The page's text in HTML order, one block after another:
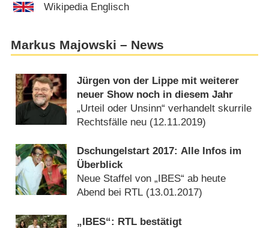
Wikipedia Englisch
Markus Majowski – News
Jürgen von der Lippe mit weiterer
neuer Show noch in diesem Jahr
„Urteil oder Unsinn“ verhandelt skurrile
Rechtsfälle neu (12.11.2019)
Dschungelstart 2017: Alle Infos im
Überblick
Neue Staffel von „IBES“ ab heute
Abend bei RTL (13.01.2017)
„IBES“: RTL bestätigt